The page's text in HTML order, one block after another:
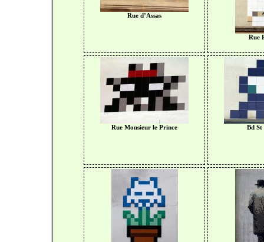
Rue d’Assas
Rue
Rue Monsieur le Prince Bd St